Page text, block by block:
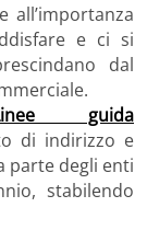
all’importanza
e ci si
dal
guida
di indirizzo e
parte degli enti
stabilendo